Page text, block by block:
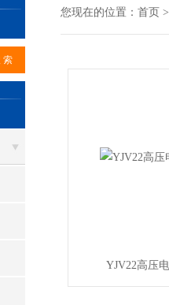
您现在的位置： 首页
YJV22高压